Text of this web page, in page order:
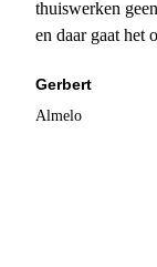
thuiswerken
en daar gaat het
Gerbert
Almelo